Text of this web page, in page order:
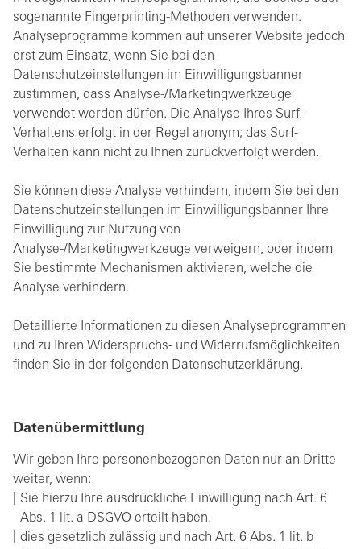
sogenannte Fingerprinting-Methoden verwenden.
Analyseprogramme kommen auf unserer Website jedoch
erst zum Einsatz, wenn Sie bei den
Datenschutzeinstellungen im Einwilligungsbanner
zustimmen, dass Analyse-/Marketingwerkzeuge
verwendet werden dürfen. Die Analyse Ihres Surf-
Verhaltens erfolgt in der Regel anonym; das Surf-
Verhalten kann nicht zu Ihnen zurückverfolgt werden.
Sie können diese Analyse verhindern, indem Sie bei den
Datenschutzeinstellungen im Einwilligungsbanner Ihre
Einwilligung zur Nutzung von
Analyse-/Marketingwerkzeuge verweigern, oder indem
Sie bestimmte Mechanismen aktivieren, welche die
Analyse verhindern.
Detaillierte Informationen zu diesen Analyseprogrammen
und zu Ihren Widerspruchs- und Widerrufsmöglichkeiten
finden Sie in der folgenden Datenschutzerklärung.
Datenübermittlung
Wir geben Ihre personenbezogenen Daten nur an Dritte
weiter, wenn:
Sie hierzu Ihre ausdrückliche Einwilligung nach Art. 6
Abs. 1 lit. a DSGVO erteilt haben.
dies gesetzlich zulässig und nach Art. 6 Abs. 1 lit. b